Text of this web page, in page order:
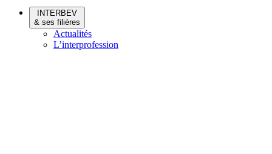
INTERBEV
& ses filières
Actualités
L’interprofession